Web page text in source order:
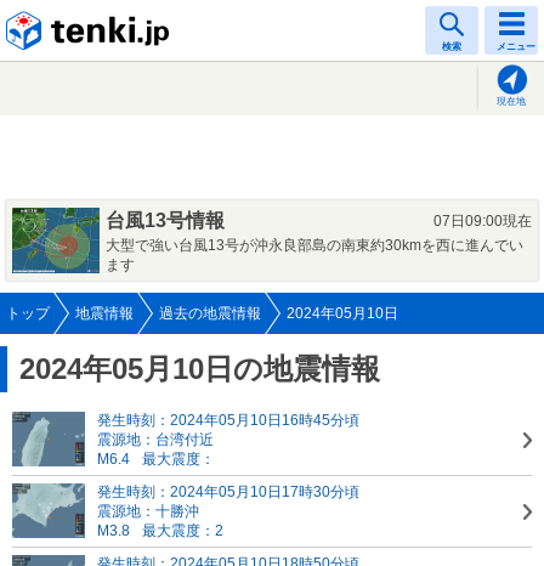
検索 メニュー
現在地
台風13号情報
07日09:00現在
大型で強い台風13号が沖永良部島の南東約30kmを西に進んでい
ます
トップ 地震情報 過去の地震情報 2024年05月10日
2024年05月10日の地震情報
発生時刻：2024年05月10日16時45分頃
震源地：台湾付近
M6.4
最大震度：
発生時刻：2024年05月10日17時30分頃
震源地：十勝沖
M3.8
最大震度：2